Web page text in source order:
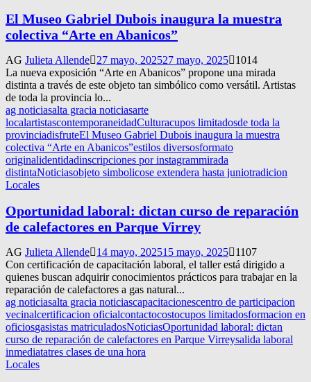
El Museo Gabriel Dubois inaugura la muestra
colectiva “Arte en Abanicos”
AG Julieta Allende 27 mayo, 202527 mayo, 2025
1014
La nueva exposición “Arte en Abanicos” propone una mirada
distinta a través de este objeto tan simbólico como versátil. Artistas
de toda la provincia lo...
ag noticiasalta gracia noticiasarte
localartistascontemporaneidadCulturacupos limitadosde toda la
provinciadisfruteEl Museo Gabriel Dubois inaugura la muestra
colectiva “Arte en Abanicos”estilos diversosformato
originalidentidadinscripciones por instagrammirada
distintaNoticiasobjeto simbolicose extendera hasta juniotradicion
Locales
Oportunidad laboral: dictan curso de reparación
de calefactores en Parque Virrey
AG Julieta Allende 14 mayo, 202515 mayo, 2025
1107
Con certificación de capacitación laboral, el taller está dirigido a
quienes buscan adquirir conocimientos prácticos para trabajar en la
reparación de calefactores a gas natural...
ag noticiasalta gracia noticiascapacitacionescentro de participacion
vecinalcertificacion oficialcontactocostocupos limitadosformacion en
oficiosgasistas matriculadosNoticiasOportunidad laboral: dictan
curso de reparación de calefactores en Parque Virreysalida laboral
inmediatatres clases de una hora
Locales